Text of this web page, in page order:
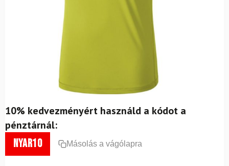
10% kedvezményért használd a kódot a
pénztárnál:
nyar10 Másolás a vágólapra